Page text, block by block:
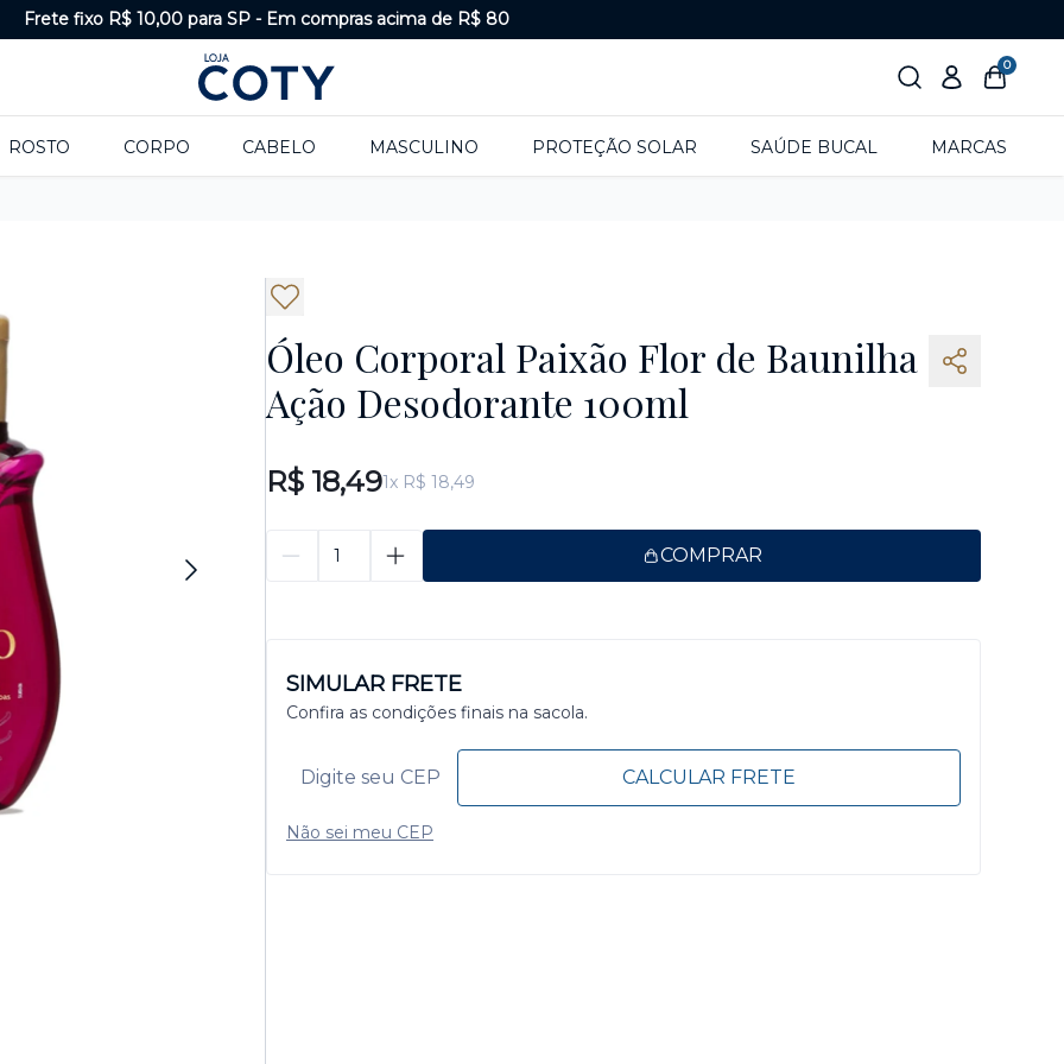
Frete fixo R$ 10,00 para SP - Em compras acima de R$ 80
0
ROSTO CORPO CABELO MASCULINO PROTEÇÃO SOLAR SAÚDE BUCAL MARCAS
Óleo Corporal Paixão Flor de Baunilha
Ação Desodorante 100ml
R$ 18,491x R$ 18,49
COMPRAR
SIMULAR FRETE
Confira as condições finais na sacola.
CALCULAR FRETE
Não sei meu CEP